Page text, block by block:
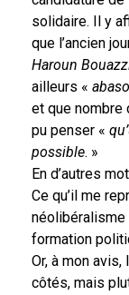
solidaire. Il y
que l’ancien
Haroun
ailleurs «
et que nombre
pu penser «
possible. »
En d’autres
Ce qu’il me
néolibéralisme
formation
Or, à mon avis,
côtés, mais